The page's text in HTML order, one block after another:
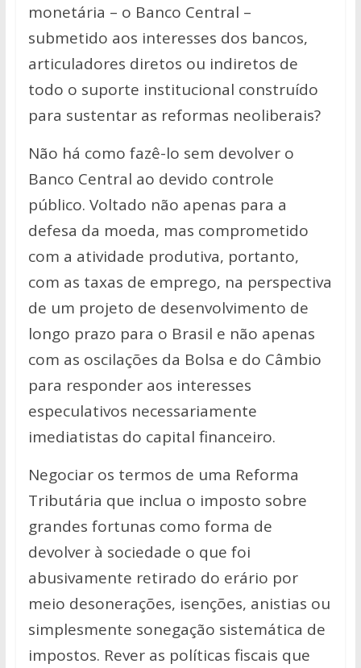
monetária – o Banco Central –
submetido aos interesses dos bancos,
articuladores diretos ou indiretos de
todo o suporte institucional construído
para sustentar as reformas neoliberais?
Não há como fazê-lo sem devolver o
Banco Central ao devido controle
público. Voltado não apenas para a
defesa da moeda, mas comprometido
com a atividade produtiva, portanto,
com as taxas de emprego, na perspectiva
de um projeto de desenvolvimento de
longo prazo para o Brasil e não apenas
com as oscilações da Bolsa e do Câmbio
para responder aos interesses
especulativos necessariamente
imediatistas do capital financeiro.
Negociar os termos de uma Reforma
Tributária que inclua o imposto sobre
grandes fortunas como forma de
devolver à sociedade o que foi
abusivamente retirado do erário por
meio desonerações, isenções, anistias ou
simplesmente sonegação sistemática de
impostos. Rever as políticas fiscais que